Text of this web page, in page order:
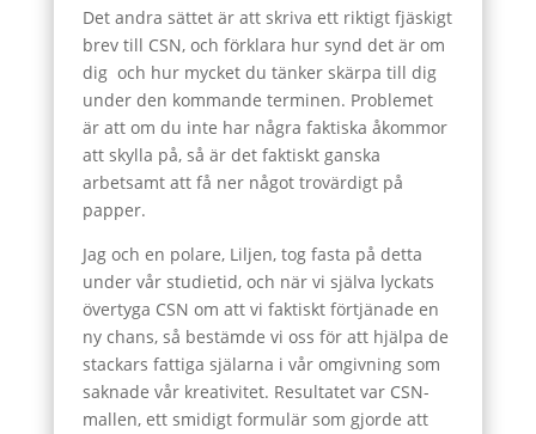
Det andra sättet är att skriva ett riktigt fjäskigt
brev till CSN, och förklara hur synd det är om
dig och hur mycket du tänker skärpa till dig
under den kommande terminen. Problemet
är att om du inte har några faktiska åkommor
att skylla på, så är det faktiskt ganska
arbetsamt att få ner något trovärdigt på
papper.
Jag och en polare, Liljen, tog fasta på detta
under vår studietid, och när vi själva lyckats
övertyga CSN om att vi faktiskt förtjänade en
ny chans, så bestämde vi oss för att hjälpa de
stackars fattiga själarna i vår omgivning som
saknade vår kreativitet. Resultatet var CSN-
mallen, ett smidigt formulär som gjorde att